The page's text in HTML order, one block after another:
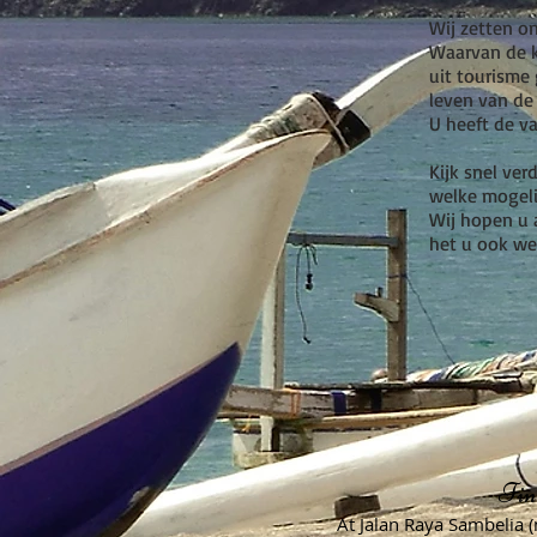
Wij zetten
Waarvan de
uit tourisme
leven van
U heeft de
Kijk snel
welke
Wij hopen u
het u ook
At Jalan Raya Sambelia